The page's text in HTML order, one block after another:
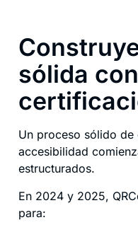
sólida con
Un proceso sólido
accesibilidad
estructurados.
En 2024 y 2025,
para: